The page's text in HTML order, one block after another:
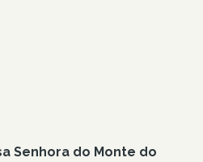
Senhora do Monte do